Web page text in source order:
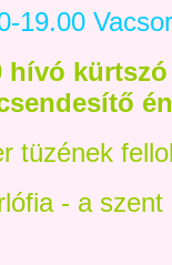
19.00
hívó
tüzének
- a